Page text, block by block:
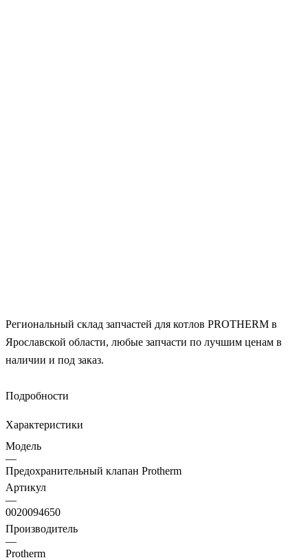
Региональный склад запчастей для котлов PROTHERM в
Ярославской области, любые запчасти по лучшим ценам в
наличии и под заказ.
Полный каталог запчастей у нашего менеджера. Звоните!
Самовывоз со склада в Ярославле
Подробности
Характеристики
Модель
—
Предохранительный клапан Protherm
Артикул
—
0020094650
Производитель
—
Protherm